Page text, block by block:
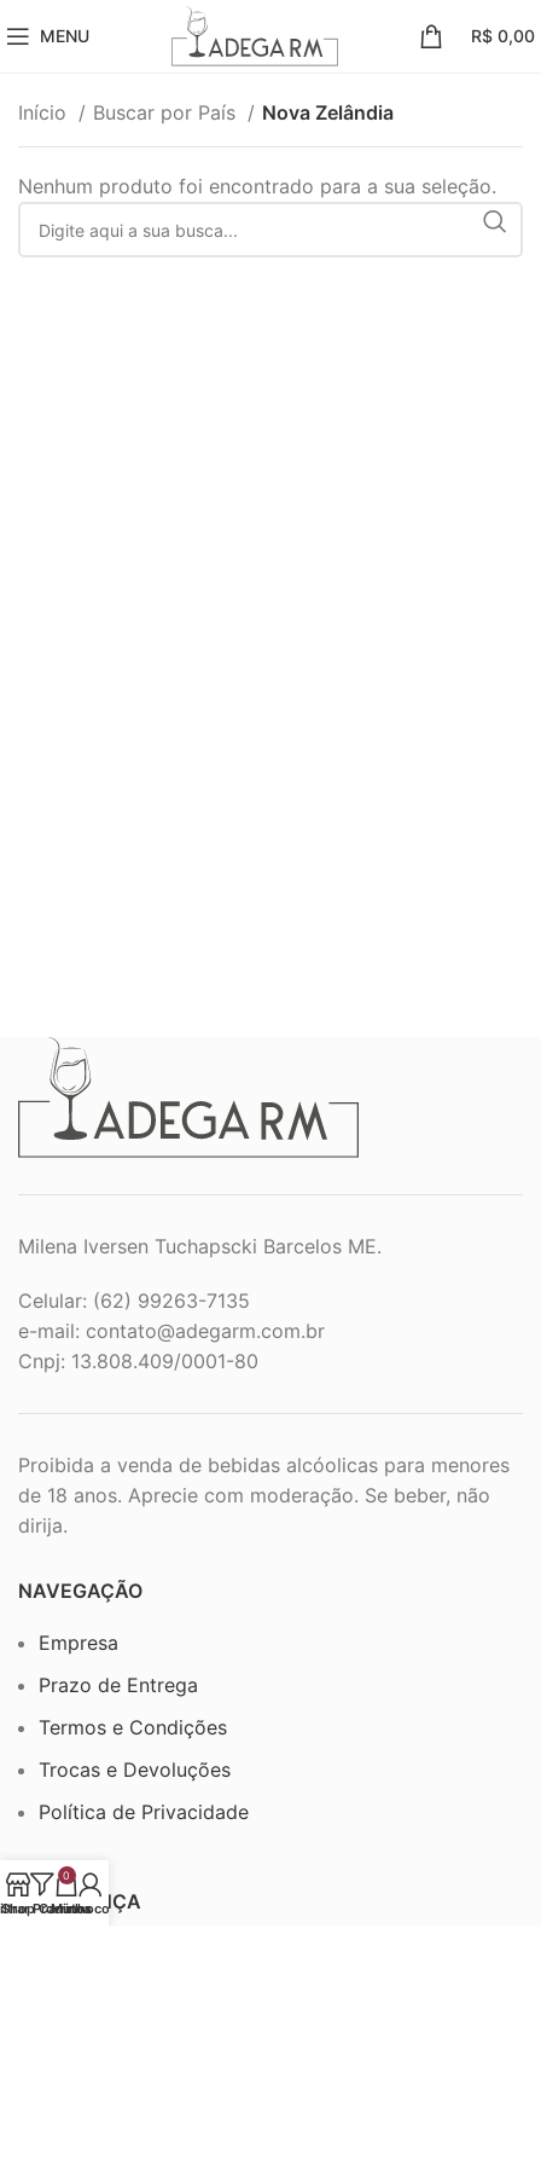
MENU R$ 0,00
Início Buscar por País Nova Zelândia
Nenhum produto foi encontrado para a sua seleção.
Milena Iversen Tuchapscki Barcelos ME.
Celular: (62) 99263-7135
e-mail: contato@adegarm.com.br
Cnpj: 13.808.409/0001-80
Proibida a venda de bebidas alcóolicas para menores
de 18 anos. Aprecie com moderação. Se beber, não
dirija.
NAVEGAÇÃO
Empresa
Prazo de Entrega
Termos e Condições
Trocas e Devoluções
Política de Privacidade
SEGURANÇA
ShopProdutos
0
Carrinho
Minha conta